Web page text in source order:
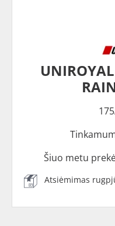
Šiuo metu
Atsiėmimas